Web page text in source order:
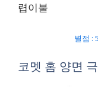
렵이불
별점 :
코멧 홈 양면